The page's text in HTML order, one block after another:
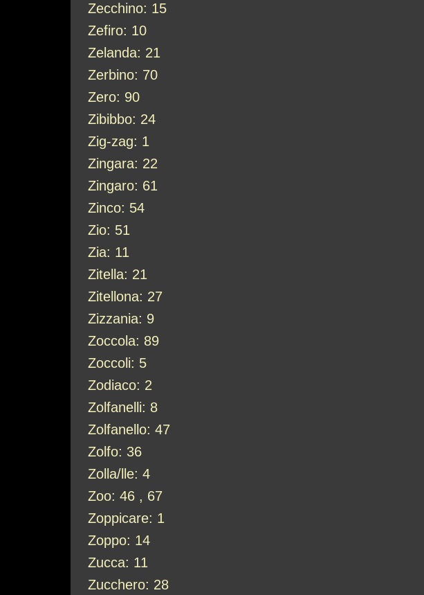
Zecchino: 15
Zefiro: 10
Zelanda: 21
Zerbino: 70
Zero: 90
Zibibbo: 24
Zig-zag: 1
Zingara: 22
Zingaro: 61
Zinco: 54
Zio: 51
Zia: 11
Zitella: 21
Zitellona: 27
Zizzania: 9
Zoccola: 89
Zoccoli: 5
Zodiaco: 2
Zolfanelli: 8
Zolfanello: 47
Zolfo: 36
Zolla/lle: 4
Zoo: 46 , 67
Zoppicare: 1
Zoppo: 14
Zucca: 11
Zucchero: 28